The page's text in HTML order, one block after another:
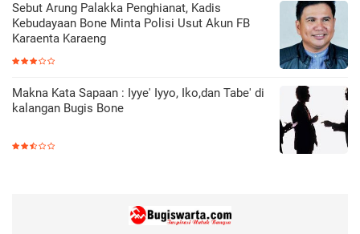
Sebut Arung Palakka Penghianat, Kadis
Kebudayaan Bone Minta Polisi Usut Akun FB
Karaenta Karaeng
Makna Kata Sapaan : Iyye' Iyyo, Iko,dan Tabe' di
kalangan Bugis Bone